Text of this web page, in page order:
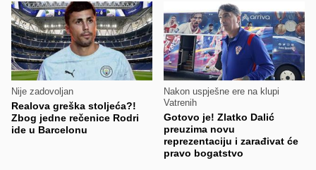
Nije zadovoljan
Realova greška stoljeća?!
Zbog jedne rečenice Rodri
ide u Barcelonu
Nakon uspješne ere na klupi
Vatrenih
Gotovo je! Zlatko Dalić
preuzima novu
reprezentaciju i zarađivat će
pravo bogatstvo